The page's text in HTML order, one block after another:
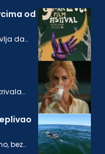
od
da
češće
bez